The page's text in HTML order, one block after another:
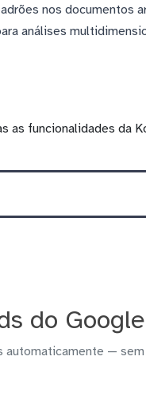
nos documentos
análises
as funcionalidades da
do
automaticamente —